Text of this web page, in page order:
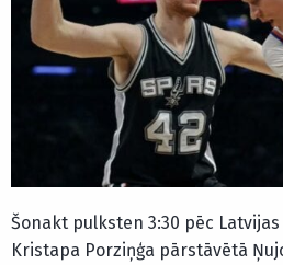
Šonakt pulksten 3:30 pēc
Kristapa Porziņģa pārstāvētā